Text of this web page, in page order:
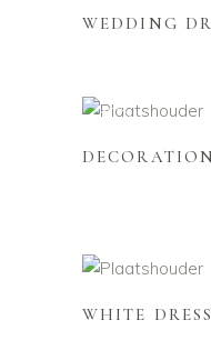
WEDDING
DECORATION
WHITE DRESS